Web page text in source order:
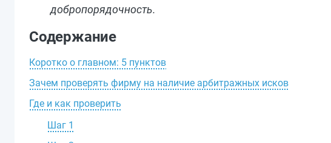
добропорядочность.
Содержание
Коротко о главном: 5 пунктов
Зачем проверять фирму на наличие арбитражных исков
Где и как проверить
Шаг 1